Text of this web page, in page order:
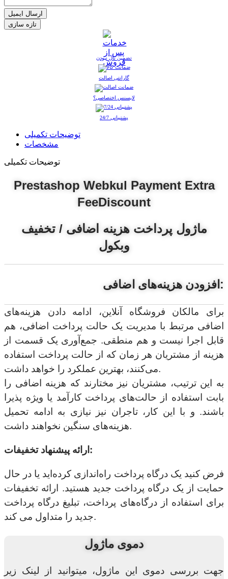
ارسال ایمیل
تضمین نال نبودن
گارانتی اصالت
لایسنس اختصاصی؟
پشتیبانی 24/7
توضیحات تکمیلی
مشخصات
توضیحات تکمیلی
Prestashop Webkul Payment Extra
FeeDiscount
ماژول پرداخت هزینه اضافی / تخفیف
وبکول
افزودن هزینه‌های اضافی:
برای مالکان فروشگاه آنلاین، ادامه دادن هزینه‌های
اضافی مرتبط با مدیریت یک حالت پرداخت اضافی، هم
قابل اجرا نیست و هم منطقی. جمع‌آوری یک قسمت از
هزینه از مشتریان هر زمان که از حالت پرداخت استفاده
می‌کنند، بهترین عملکرد را خواهد داشت.
به این ترتیب، مشتریان نیز مختارند که هزینه اضافی را
بابت استفاده از حالت‌های پرداخت کارآمد یا ویژه پذیرا
باشند. و با این کار، تاجران نیز نیازی به ادامه تحمیل
هزینه‌های سنگین نخواهند داشت.
ارائه پیشنهاد تخفیفات:
فرض کنید یک درگاه پرداخت راه‌اندازی کرده‌اید یا در حال
حمایت از یک درگاه پرداخت جدید هستید. ارائه تخفیفات
برای استفاده از درگاه‌های پرداخت، تبلیغ درگاه پرداخت
جدید را متداول می کند.
دموی ماژول
جهت بررسی دموی این ماژول، میتوانید از لینک زیر